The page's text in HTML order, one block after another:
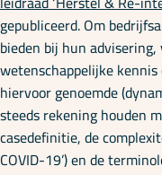
gepubliceerd. Om
bieden bij hun
wetenschappelijke
hiervoor genoemde
steeds rekening houden
casedefinitie, de
COVID-19’) en de